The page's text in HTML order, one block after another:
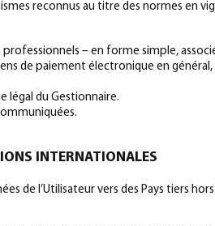
reconnus au titre des normes en
– en forme simple,
de paiement électronique en
légal du Gestionnaire.
INTERNATIONALES
de l’Utilisateur vers des Pays tiers